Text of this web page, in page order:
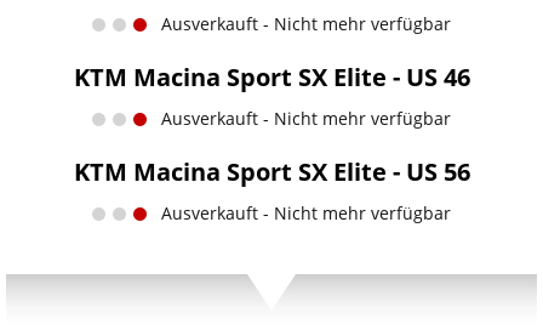
Ausverkauft - Nicht mehr verfügbar
KTM Macina Sport SX Elite - US 46
Ausverkauft - Nicht mehr verfügbar
KTM Macina Sport SX Elite - US 56
Ausverkauft - Nicht mehr verfügbar